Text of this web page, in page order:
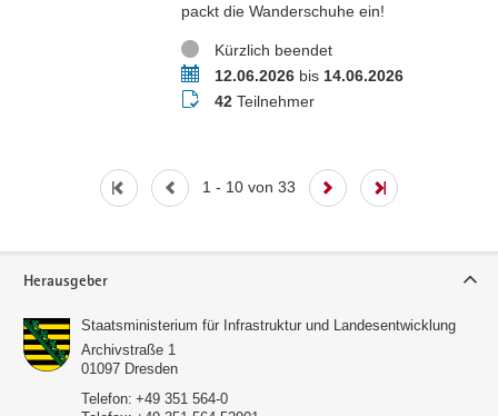
packt die Wanderschuhe ein!
StatusKürzlich beendet
Termin12.06.2026bis 14.06.2026
Teilnehmer
42Teilnehmer
1 - 10 von 33
Herausgeber
Staatsministerium für Infrastruktur und Landesentwicklung
Archivstraße 1
01097 Dresden
Telefon: +49 351 564-0